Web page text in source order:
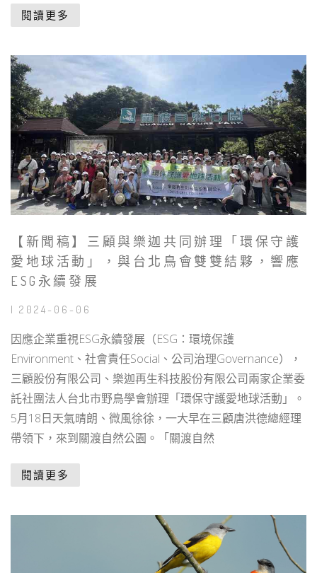
閱讀更多
【新聞稿】三顧與樂迦共同辦理「環保守護
愛地球活動」，與台北鳥會雙雙結夥，響應
ESG永續發展
| 2024-06-06
因應企業重視ESG永續發展（ESG：環境保護
Environment、社會責任Social、公司治理Governance），
三顧股份有限公司、樂迦再生科技股份有限公司兩家企業委
託社團法人台北市野鳥學會辦理「環保守護愛地球活動」。
5月18日天氣晴朗、微風徐徐，一大早在三顧唐洪德總經理
帶領下，來到關渡自然公園。「關渡自然
閱讀更多